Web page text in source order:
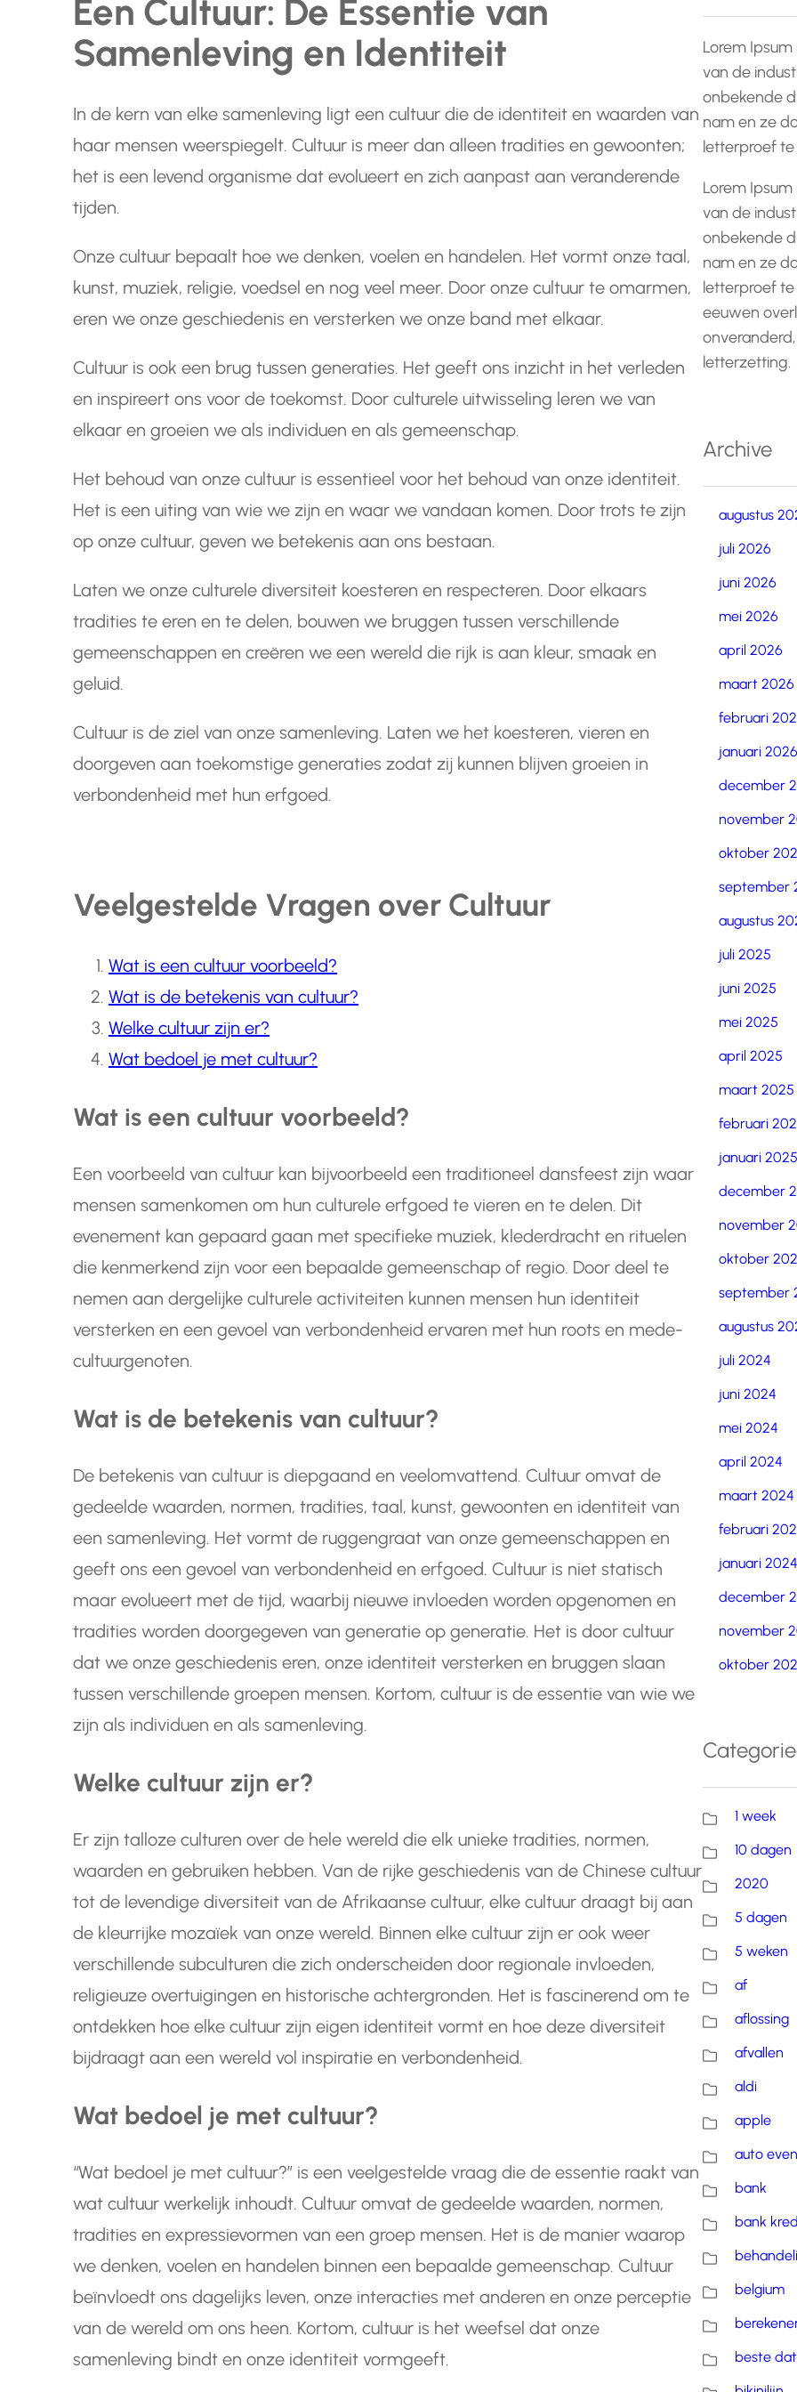
Een Cultuur: De Essentie van
Samenleving en Identiteit
In de kern van elke samenleving ligt een cultuur die de identiteit en waarden van
haar mensen weerspiegelt. Cultuur is meer dan alleen tradities en gewoonten;
het is een levend organisme dat evolueert en zich aanpast aan veranderende
tijden.
Onze cultuur bepaalt hoe we denken, voelen en handelen. Het vormt onze taal,
kunst, muziek, religie, voedsel en nog veel meer. Door onze cultuur te omarmen,
eren we onze geschiedenis en versterken we onze band met elkaar.
Cultuur is ook een brug tussen generaties. Het geeft ons inzicht in het verleden
en inspireert ons voor de toekomst. Door culturele uitwisseling leren we van
elkaar en groeien we als individuen en als gemeenschap.
Het behoud van onze cultuur is essentieel voor het behoud van onze identiteit.
Het is een uiting van wie we zijn en waar we vandaan komen. Door trots te zijn
op onze cultuur, geven we betekenis aan ons bestaan.
Laten we onze culturele diversiteit koesteren en respecteren. Door elkaars
tradities te eren en te delen, bouwen we bruggen tussen verschillende
gemeenschappen en creëren we een wereld die rijk is aan kleur, smaak en
geluid.
Cultuur is de ziel van onze samenleving. Laten we het koesteren, vieren en
doorgeven aan toekomstige generaties zodat zij kunnen blijven groeien in
verbondenheid met hun erfgoed.
Veelgestelde Vragen over Cultuur
Wat is een cultuur voorbeeld?
Wat is de betekenis van cultuur?
Welke cultuur zijn er?
Wat bedoel je met cultuur?
Wat is een cultuur voorbeeld?
Een voorbeeld van cultuur kan bijvoorbeeld een traditioneel dansfeest zijn waar
mensen samenkomen om hun culturele erfgoed te vieren en te delen. Dit
evenement kan gepaard gaan met specifieke muziek, klederdracht en rituelen
die kenmerkend zijn voor een bepaalde gemeenschap of regio. Door deel te
nemen aan dergelijke culturele activiteiten kunnen mensen hun identiteit
versterken en een gevoel van verbondenheid ervaren met hun roots en mede-
cultuurgenoten.
Wat is de betekenis van cultuur?
De betekenis van cultuur is diepgaand en veelomvattend. Cultuur omvat de
gedeelde waarden, normen, tradities, taal, kunst, gewoonten en identiteit van
een samenleving. Het vormt de ruggengraat van onze gemeenschappen en
geeft ons een gevoel van verbondenheid en erfgoed. Cultuur is niet statisch
maar evolueert met de tijd, waarbij nieuwe invloeden worden opgenomen en
tradities worden doorgegeven van generatie op generatie. Het is door cultuur
dat we onze geschiedenis eren, onze identiteit versterken en bruggen slaan
tussen verschillende groepen mensen. Kortom, cultuur is de essentie van wie we
zijn als individuen en als samenleving.
Welke cultuur zijn er?
Er zijn talloze culturen over de hele wereld die elk unieke tradities, normen,
waarden en gebruiken hebben. Van de rijke geschiedenis van de Chinese cultuur
tot de levendige diversiteit van de Afrikaanse cultuur, elke cultuur draagt bij aan
de kleurrijke mozaïek van onze wereld. Binnen elke cultuur zijn er ook weer
verschillende subculturen die zich onderscheiden door regionale invloeden,
religieuze overtuigingen en historische achtergronden. Het is fascinerend om te
ontdekken hoe elke cultuur zijn eigen identiteit vormt en hoe deze diversiteit
bijdraagt aan een wereld vol inspiratie en verbondenheid.
Wat bedoel je met cultuur?
“Wat bedoel je met cultuur?” is een veelgestelde vraag die de essentie raakt van
wat cultuur werkelijk inhoudt. Cultuur omvat de gedeelde waarden, normen,
tradities en expressievormen van een groep mensen. Het is de manier waarop
we denken, voelen en handelen binnen een bepaalde gemeenschap. Cultuur
beïnvloedt ons dagelijks leven, onze interacties met anderen en onze perceptie
van de wereld om ons heen. Kortom, cultuur is het weefsel dat onze
samenleving bindt en onze identiteit vormgeeft.
Lorem
van de
onbekende
nam en ze
letterproef te
Lorem
van de
onbekende
nam en ze
letterproef te
eeuwen
letterzetting.
Archive
augustus
juli 2026
juni 2026
mei 2026
april 2026
maart 2026
februari
januari 2026
december
november
oktober
september
augustus
juli 2025
juni 2025
mei 2025
april 2025
maart 2025
februari
januari 2025
december
november
oktober
september
augustus
juli 2024
juni 2024
mei 2024
april 2024
maart 2024
februari
januari 2024
december
november
oktober
1 week
10 dagen
2020
5 dagen
5 weken
af
aflossing
afvallen
aldi
apple
auto
bank
bank
belgium
beste